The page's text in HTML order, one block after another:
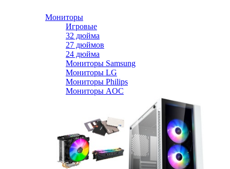
Мониторы
Игровые
32 дюйма
27 дюймов
24 дюйма
Мониторы Samsung
Мониторы LG
Мониторы Philips
Мониторы AOC